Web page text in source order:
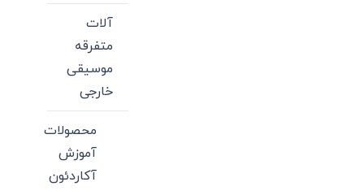
آلات
متفرقه
موسیقی
خارجی
محصولات
آموزش
آکاردئون